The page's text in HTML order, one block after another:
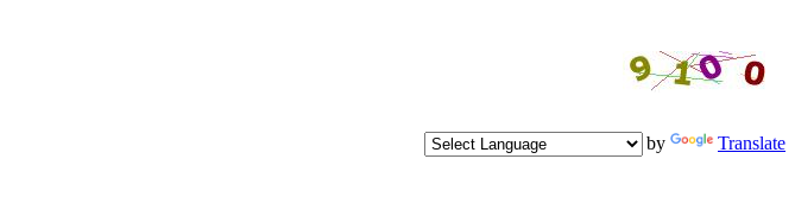
Powered by Translate